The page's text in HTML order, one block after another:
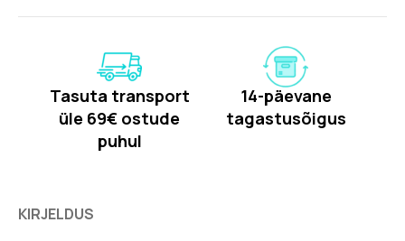
Tasuta transport
üle 69€ ostude
puhul
14-päevane
tagastusõigus
KIRJELDUS